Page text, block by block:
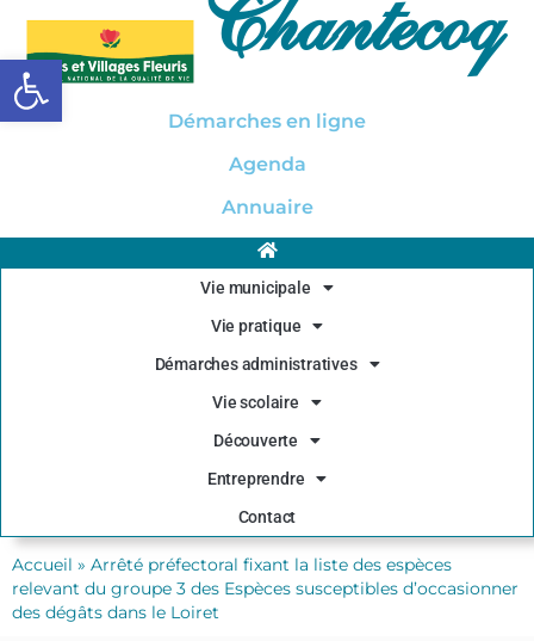
Ouvrir la barre d’outils
Démarches en ligne
Agenda
Annuaire
Vie municipale
Vie pratique
Démarches administratives
Vie scolaire
Découverte
Entreprendre
Contact
Accueil » Arrêté préfectoral fixant la liste des espèces
relevant du groupe 3 des Espèces susceptibles d’occasionner
des dégâts dans le Loiret